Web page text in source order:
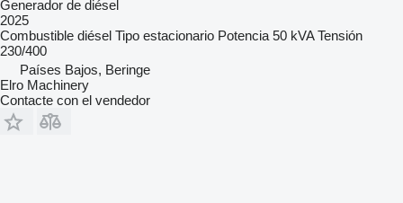
Generador de diésel
2025
Combustible diésel Tipo estacionario Potencia 50 kVA Tensión
230/400
Países Bajos, Beringe
Elro Machinery
Contacte con el vendedor